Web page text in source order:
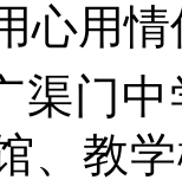
心用
渠门
、教